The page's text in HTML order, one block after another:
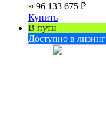
≈ 96 133 675 ₽
Купить
В пути
Доступно в лизинг